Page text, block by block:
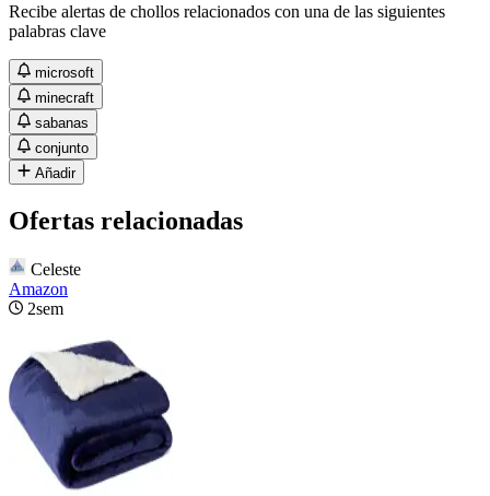
Recibe alertas de chollos relacionados con una de las siguientes
palabras clave
microsoft
minecraft
sabanas
conjunto
Añadir
Ofertas relacionadas
Celeste
Amazon
2sem